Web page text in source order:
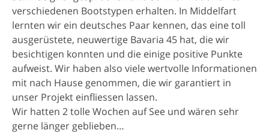
verschiedenen Bootstypen erhalten. In Middelfart
lernten wir ein deutsches Paar kennen, das eine toll
ausgerüstete, neuwertige Bavaria 45 hat, die wir
besichtigen konnten und die einige positive Punkte
aufweist. Wir haben also viele wertvolle Informationen
mit nach Hause genommen, die wir garantiert in
unser Projekt einfliessen lassen.
Wir hatten 2 tolle Wochen auf See und wären sehr
gerne länger geblieben…